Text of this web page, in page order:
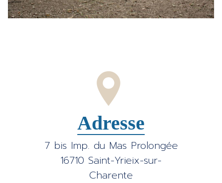
Adresse
7 bis Imp. du Mas Prolongée
16710 Saint-Yrieix-sur-
Charente